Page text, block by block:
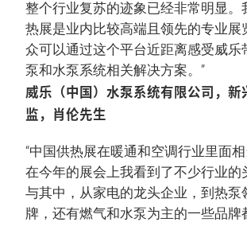
整个行业复苏的迹象已经非常明显。
热展是业内比较高端且领先的专业展
众可以通过这个平台近距离感受威乐
泵和水泵系统相关解决方案。”
威乐（中国）水泵系统有限公司，新
监，肖伦先生
“中国供热展在暖通和空调行业里面相
在今年的展会上我看到了不少行业的
与其中，从家电的龙头企业，到热泵
牌，还有燃气和水泵为主的一些品牌